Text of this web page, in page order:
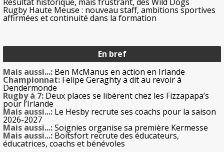
Rugby Haute Meuse : nouveau staff, ambitions sportives
affirmées et continuité dans la formation
En bref
Mais aussi...: Ben McManus en action en Irlande
Championnat: Felipe Geraghty a dit au revoir à
Dendermonde
Rugby à 7: Deux places se libèrent chez les Fizzapapa’s
pour l’Irlande
Mais aussi...: Le Hesby recrute ses coachs pour la saison
2026-2027
Mais aussi...:Soignies organise sa première Kermesse
Mais aussi...: Boitsfort recrute des éducateurs,
éducatrices, coachs et bénévoles